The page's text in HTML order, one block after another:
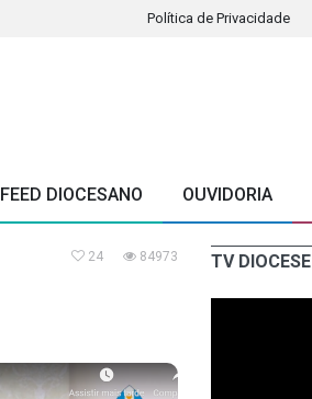
Política de Privacidade
FEED DIOCESANO OUVIDORIA
24 84973 TV DIOCESE